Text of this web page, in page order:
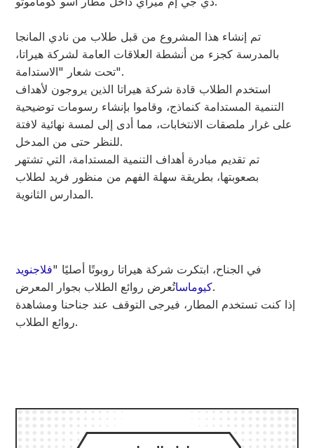
تم إنشاء هذا المشروع من قبل طلاب من نادي المانجا
بالمدرسة كجزء من أنشطة العلاقات العامة لشركة هيراتا،
تحت شعار "الاستدامة".
استخدم الطلاب قادة شركة هيراتا الذين يروجون لأهداف
التنمية المستدامة كنماذج، وقاموا بإنشاء رسومات توضيحية
على غرار ملصقات الانتخابات، مما أدى إلى لمسة نهائية لافتة
للنظر حتى من المدخل.
تم تقديم مبادرة أهداف التنمية المستدامة، التي تشتهر
بصعوبتها، بطريقة سهلة الفهم من منظور فريد لطلاب
المدارس الثانوية.
في الجناح، ابتكرت شركة هيراتا روبوتًا أصليًا "فلاجنويد
كيوماساتُعرض روائع الطلاب بجوار المعرض.
إذا كنت تستخدم المطار، فيرجى التوقف عند جناحنا ومشاهدة
روائع الطلاب.